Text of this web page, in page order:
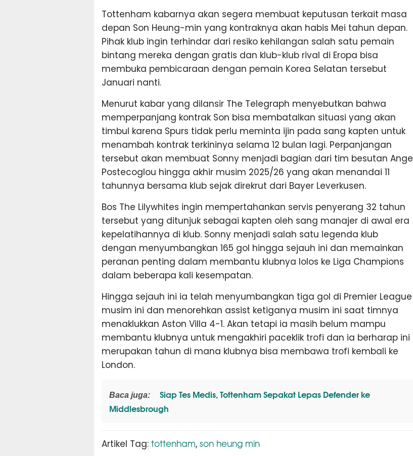
Tottenham kabarnya akan segera membuat keputusan terkait masa
depan Son Heung-min yang kontraknya akan habis Mei tahun depan.
Pihak klub ingin terhindar dari resiko kehilangan salah satu pemain
bintang mereka dengan gratis dan klub-klub rival di Eropa bisa
membuka pembicaraan dengan pemain Korea Selatan tersebut
Januari nanti.
Menurut kabar yang dilansir The Telegraph menyebutkan bahwa
memperpanjang kontrak Son bisa membatalkan situasi yang akan
timbul karena Spurs tidak perlu meminta ijin pada sang kapten untuk
menambah kontrak terkininya selama 12 bulan lagi. Perpanjangan
tersebut akan membuat Sonny menjadi bagian dari tim besutan Ange
Postecoglou hingga akhir musim 2025/26 yang akan menandai 11
tahunnya bersama klub sejak direkrut dari Bayer Leverkusen.
Bos The Lilywhites ingin mempertahankan servis penyerang 32 tahun
tersebut yang ditunjuk sebagai kapten oleh sang manajer di awal era
kepelatihannya di klub. Sonny menjadi salah satu legenda klub
dengan menyumbangkan 165 gol hingga sejauh ini dan memainkan
peranan penting dalam membantu klubnya lolos ke Liga Champions
dalam beberapa kali kesempatan.
Hingga sejauh ini ia telah menyumbangkan tiga gol di Premier League
musim ini dan menorehkan assist ketiganya musim ini saat timnya
menaklukkan Aston Villa 4-1. Akan tetapi ia masih belum mampu
membantu klubnya untuk mengakhiri paceklik trofi dan ia berharap ini
merupakan tahun di mana klubnya bisa membawa trofi kembali ke
London.
Baca juga:
Siap Tes Medis, Tottenham Sepakat Lepas Defender ke
Middlesbrough
Artikel Tag: tottenham, son heung min